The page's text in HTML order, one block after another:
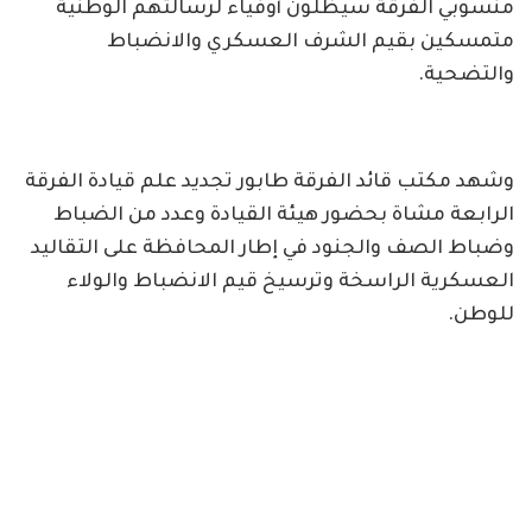
منسوبي الفرقة سيظلون أوفياء لرسالتهم الوطنية
متمسكين بقيم الشرف العسكري والانضباط
والتضحية.
وشهد مكتب قائد الفرقة طابور تجديد علم قيادة الفرقة
الرابعة مشاة بحضور هيئة القيادة وعدد من الضباط
وضباط الصف والجنود في إطار المحافظة على التقاليد
العسكرية الراسخة وترسيخ قيم الانضباط والولاء
للوطن.